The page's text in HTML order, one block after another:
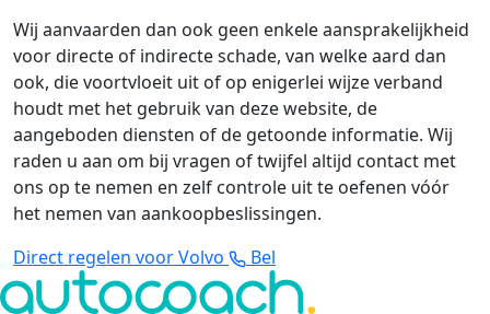
Wij aanvaarden dan ook geen enkele aansprakelijkheid
voor directe of indirecte schade, van welke aard dan
ook, die voortvloeit uit of op enigerlei wijze verband
houdt met het gebruik van deze website, de
aangeboden diensten of de getoonde informatie. Wij
raden u aan om bij vragen of twijfel altijd contact met
ons op te nemen en zelf controle uit te oefenen vóór
het nemen van aankoopbeslissingen.
Direct regelen voor Volvo
Bel